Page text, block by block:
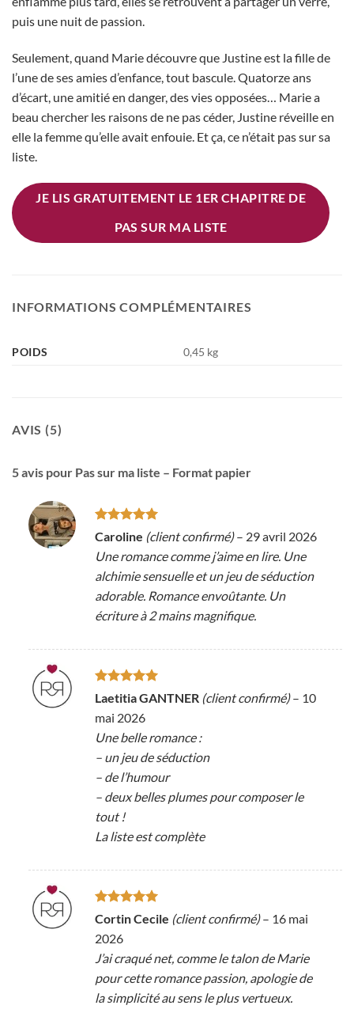
puis une nuit de passion.
Seulement, quand Marie découvre que Justine est la fille de
l’une de ses amies d’enfance, tout bascule. Quatorze ans
d’écart, une amitié en danger, des vies opposées… Marie a
beau chercher les raisons de ne pas céder, Justine réveille en
elle la femme qu’elle avait enfouie. Et ça, ce n’était pas sur sa
liste.
JE LIS GRATUITEMENT LE 1ER CHAPITRE DE
PAS SUR MA LISTE
INFORMATIONS COMPLÉMENTAIRES
POIDS 0,45 kg
AVIS (5)
5 avis pour Pas sur ma liste – Format papier
Note5sur
5
Caroline (client confirmé) – 29 avril 2026
Une romance comme j’aime en lire. Une
alchimie sensuelle et un jeu de séduction
adorable. Romance envoûtante. Un
écriture à 2 mains magnifique.
Note5sur
5
Laetitia GANTNER (client confirmé) – 10
mai 2026
Une belle romance :
– un jeu de séduction
– de l’humour
– deux belles plumes pour composer le
tout !
La liste est complète
Note5 sur
5
Cortin Cecile (client confirmé) – 16 mai
2026
J’ai craqué net, comme le talon de Marie
pour cette romance passion, apologie de
la simplicité au sens le plus vertueux.